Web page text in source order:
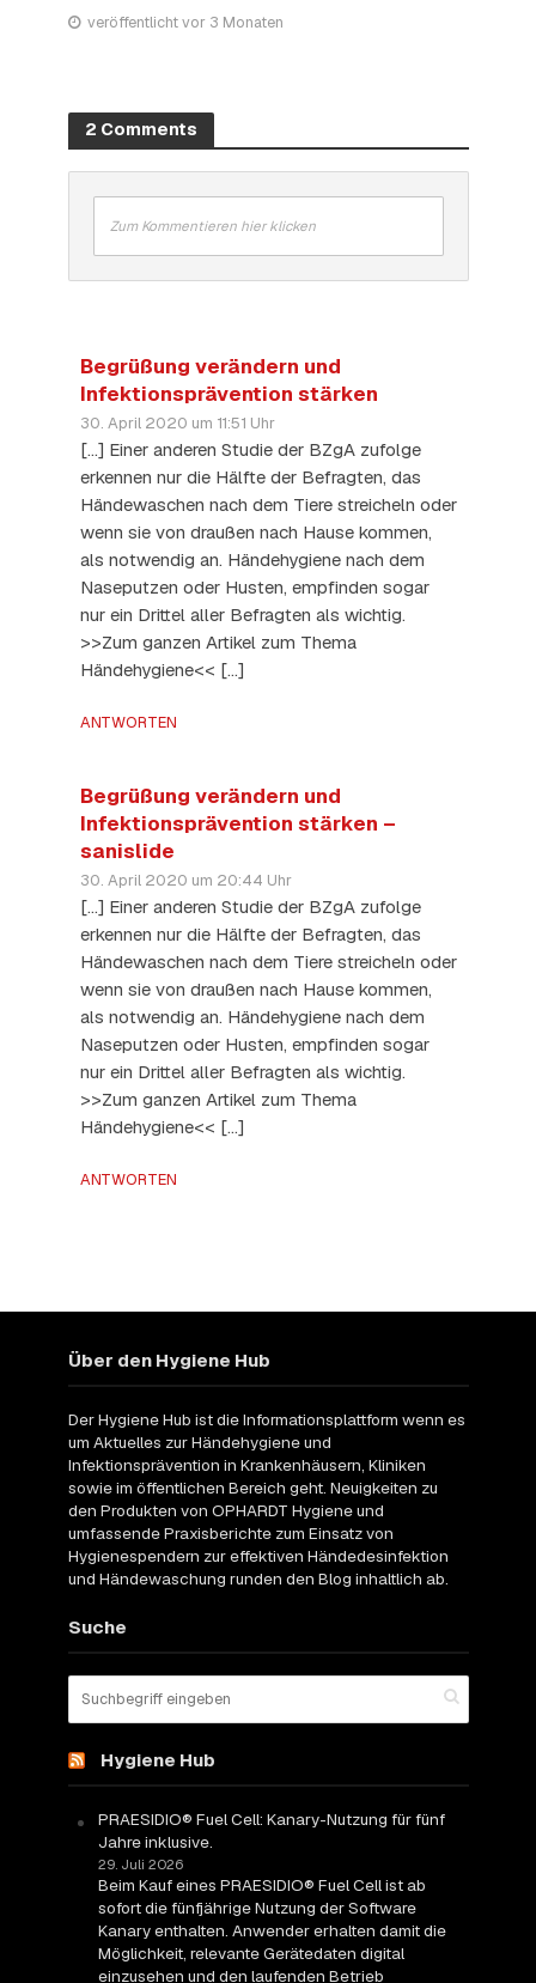
veröffentlicht vor 3 Monaten
2 Comments
Zum Kommentieren hier klicken
Begrüßung verändern und
Infektionsprävention stärken
30. April 2020 um 11:51 Uhr
[…] Einer anderen Studie der BZgA zufolge
erkennen nur die Hälfte der Befragten, das
Händewaschen nach dem Tiere streicheln oder
wenn sie von draußen nach Hause kommen,
als notwendig an. Händehygiene nach dem
Naseputzen oder Husten, empfinden sogar
nur ein Drittel aller Befragten als wichtig.
>>Zum ganzen Artikel zum Thema
Händehygiene<< […]
ANTWORTEN
Begrüßung verändern und
Infektionsprävention stärken –
sanislide
30. April 2020 um 20:44 Uhr
[…] Einer anderen Studie der BZgA zufolge
erkennen nur die Hälfte der Befragten, das
Händewaschen nach dem Tiere streicheln oder
wenn sie von draußen nach Hause kommen,
als notwendig an. Händehygiene nach dem
Naseputzen oder Husten, empfinden sogar
nur ein Drittel aller Befragten als wichtig.
>>Zum ganzen Artikel zum Thema
Händehygiene<< […]
ANTWORTEN
Über den Hygiene Hub
Der Hygiene Hub ist die Informationsplattform wenn es
um Aktuelles zur Händehygiene und
Infektionsprävention in Krankenhäusern, Kliniken
sowie im öffentlichen Bereich geht. Neuigkeiten zu
den Produkten von OPHARDT Hygiene und
umfassende Praxisberichte zum Einsatz von
Hygienespendern zur effektiven Händedesinfektion
und Händewaschung runden den Blog inhaltlich ab.
Suche
Hygiene Hub
PRAESIDIO® Fuel Cell: Kanary-Nutzung für fünf
Jahre inklusive.
29. Juli 2026
Beim Kauf eines PRAESIDIO® Fuel Cell ist ab
sofort die fünfjährige Nutzung der Software
Kanary enthalten. Anwender erhalten damit die
Möglichkeit, relevante Gerätedaten digital
einzusehen und den laufenden Betrieb